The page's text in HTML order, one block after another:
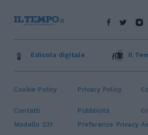
Cookie Policy Privacy Policy
Contatti Pubblicità
Modello 231
Preferenze Privacy
Edicola digitale Il